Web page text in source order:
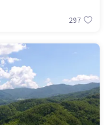
297